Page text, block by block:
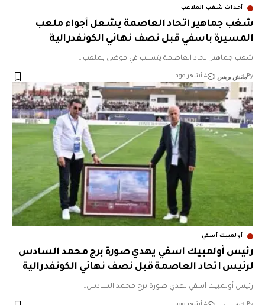
أحداث شغب الملاعب
شغب جماهير اتحاد العاصمة يشعل أجواء ملعب
المسيرة بآسفي قبل نصف نهائي الكونفدرالية
شغب جماهير اتحاد العاصمة يتسبب في فوضى بملعب…
Byماتش بريس 4 أشهر ago
أولمبيك آسفي
رئيس أولمبيك آسفي يهدي صورة برج محمد السادس
لرئيس اتحاد العاصمة قبل نصف نهائي الكونفدرالية
رئيس أولمبيك آسفي يهدي صورة برج محمد السادس…